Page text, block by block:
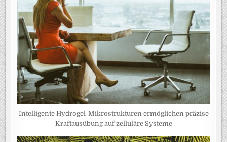
Intelligente Hydrogel-Mikrostrukturen ermöglichen präzise
Kraftausübung auf zelluläre Systeme